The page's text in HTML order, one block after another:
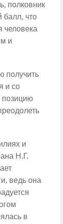
полковник
балл, что
человека
и
получить
и со
позицию
и
Н.Г.
ведь она
в